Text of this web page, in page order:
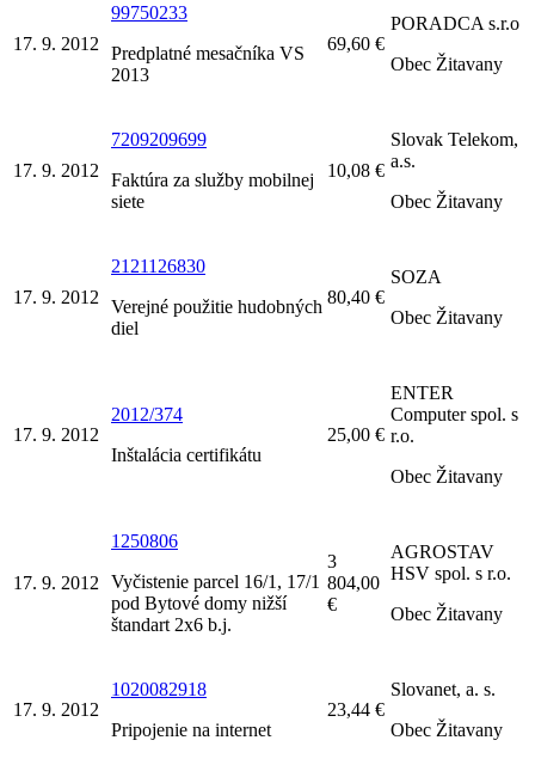
17. 9. 2012
99750233
Predplatné mesačníka VS
2013
69,60 €
PORADCA s.r.o
Obec Žitavany
17. 9. 2012
7209209699
Faktúra za služby mobilnej
siete
10,08 €
Slovak Telekom,
a.s.
Obec Žitavany
17. 9. 2012
2121126830
Verejné použitie hudobných
diel
80,40 €
SOZA
Obec Žitavany
17. 9. 2012
2012/374
Inštalácia certifikátu
25,00 €
ENTER
Computer spol. s
r.o.
Obec Žitavany
17. 9. 2012
1250806
Vyčistenie parcel 16/1, 17/1
pod Bytové domy nižší
štandart 2x6 b.j.
3
804,00
€
AGROSTAV
HSV spol. s r.o.
Obec Žitavany
17. 9. 2012
1020082918
Pripojenie na internet
23,44 €
Slovanet, a. s.
Obec Žitavany